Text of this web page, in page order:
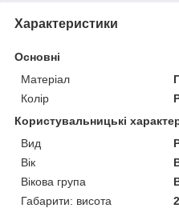
Характеристики
Основні
Матеріал
Колір
Користувальницькі
Вид
Вік
Вікова група
Габарити: висота